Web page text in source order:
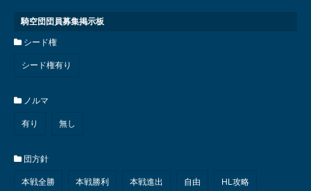
騎空団団員募集掲示板
シード権
シード権有り
ノルマ
有り 無し
団方針
本戦全勝 本戦勝利 本戦進出 自由 HL攻略